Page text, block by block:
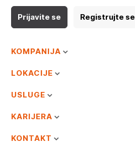
Prijavite se Registrujte se
KOMPANIJA
LOKACIJE
USLUGE
KARIJERA
KONTAKT